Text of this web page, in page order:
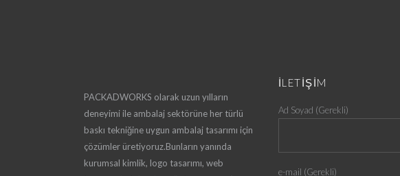
PACKADWORKS olarak uzun yılların
deneyimi ile ambalaj sektörüne her türlü
baskı tekniğine uygun ambalaj tasarımı için
çözümler üretiyoruz.Bunların yanında
kurumsal kimlik, logo tasarımı, web
İLETİŞİM
Ad Soyad (Gerekli)
e-mail (Gerekli)